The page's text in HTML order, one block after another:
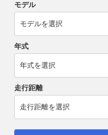
モデル
年式
走行距離